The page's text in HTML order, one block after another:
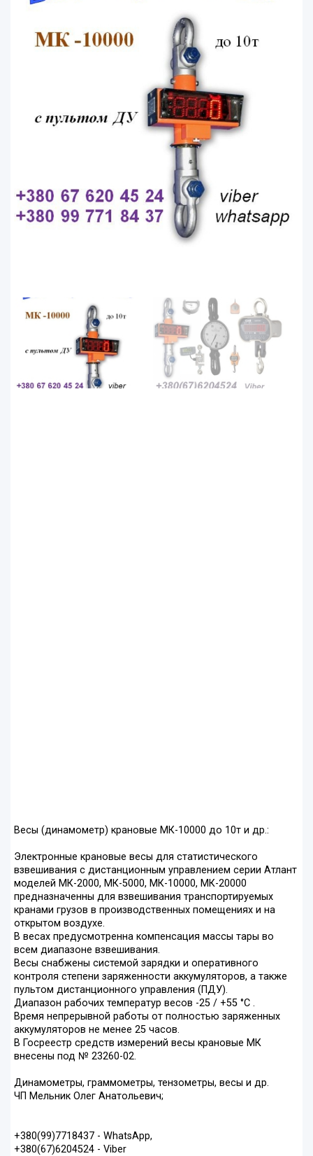
Весы (динамометр) крановые МК-10000 до 10т и др.:
Электронные крановые весы для статистического
взвешивания с дистанционным управлением серии Атлант
моделей МК-2000, МК-5000, МК-10000, МК-20000
предназначенны для взвешивания транспортируемых
кранами грузов в производственных помещениях и на
открытом воздухе.
В весах предусмотренна компенсация массы тары во
всем диапазоне взвешивания.
Весы снабжены системой зарядки и оперативного
контроля степени заряженности аккумуляторов, а также
пультом дистанционного управления (ПДУ).
Диапазон рабочих температур весов -25 / +55 °С .
Время непрерывной работы от полностью заряженных
аккумуляторов не менее 25 часов.
В Госреестр средств измерений весы крановые МК
внесены под № 23260-02.
Динамометры, граммометры, тензометры, весы и др.
ЧП Мельник Олег Анатольевич;
+380(99)7718437 - WhatsApp,
+380(67)6204524 - Viber